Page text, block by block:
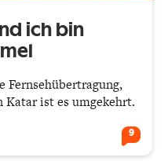
ich bin
Katar ist es umgekehrt.
9